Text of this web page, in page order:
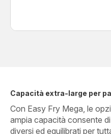
Capacità extra-large per
Con Easy Fry Mega, le
ampia capacità consente
diversi ed equilibrati per